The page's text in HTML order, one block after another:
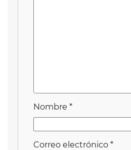
Nombre *
Correo electrónico *